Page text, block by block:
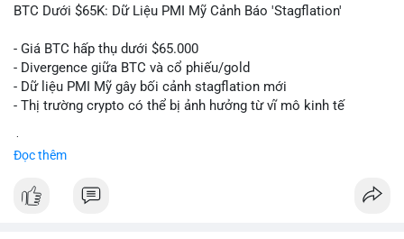
BTC Dưới $65K: Dữ Liệu PMI Mỹ Cảnh Báo 'Stagflation'
- Giá BTC hấp thụ dưới $65.000
- Divergence giữa BTC và cổ phiếu/gold
- Dữ liệu PMI Mỹ gây bối cảnh stagflation mới
- Thị trường crypto có thể bị ảnh hưởng từ vĩ mô kinh tế
Đọc thêm